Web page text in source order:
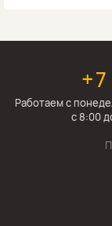
Работаем c
с 8:00